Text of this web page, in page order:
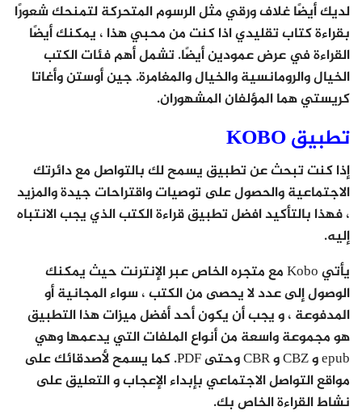
لديك أيضًا غلاف ورقي مثل الرسوم المتحركة لتمنحك شعورًا
بقراءة كتاب تقليدي اذا كنت من محبي هذا ، يمكنك أيضًا
القراءة في عرض عمودين أيضًا. تشمل أهم فئات الكتب
الخيال والرومانسية والخيال والمغامرة. جين أوستن وأغاتا
كريستي هما المؤلفان المشهوران.
تطبيق KOBO
إذا كنت تبحث عن تطبيق يسمح لك بالتواصل مع دائرتك
الاجتماعية والحصول على توصيات واقتراحات جيدة والمزيد
، فهذا بالتأكيد افضل تطبيق قراءة الكتب الذي يجب الانتباه
إليه.
يأتي Kobo مع متجره الخاص عبر الإنترنت حيث يمكنك
الوصول إلى عدد لا يحصى من الكتب ، سواء المجانية أو
المدفوعة ، و يجب أن يكون أحد أفضل ميزات هذا التطبيق
هو مجموعة واسعة من أنواع الملفات التي يدعمها وهي
epub و CBZ و CBR وحتى PDF. كما يسمح لأصدقائك على
مواقع التواصل الاجتماعي بإبداء الإعجاب و التعليق على
نشاط القراءة الخاص بك.